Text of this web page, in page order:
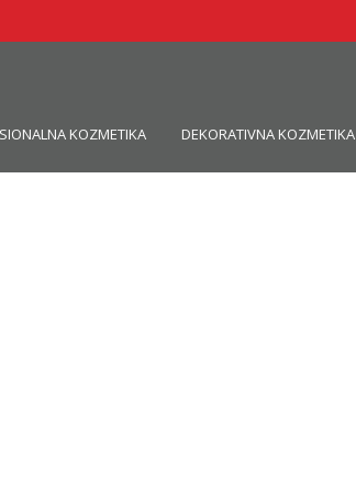
KOZMETIKA DEKORATIVNA KOZMETIKA